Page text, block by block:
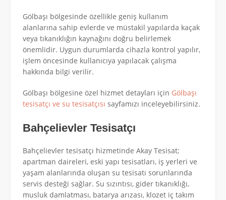
Gölbaşı bölgesinde özellikle geniş kullanım
alanlarına sahip evlerde ve müstakil yapılarda kaçak
veya tıkanıklığın kaynağını doğru belirlemek
önemlidir. Uygun durumlarda cihazla kontrol yapılır,
işlem öncesinde kullanıcıya yapılacak çalışma
hakkında bilgi verilir.
Gölbaşı bölgesine özel hizmet detayları için Gölbaşı
tesisatçı ve su tesisatçısı sayfamızı inceleyebilirsiniz.
Bahçelievler Tesisatçı
Bahçelievler tesisatçı hizmetinde Akay Tesisat;
apartman daireleri, eski yapı tesisatları, iş yerleri ve
yaşam alanlarında oluşan su tesisatı sorunlarında
servis desteği sağlar. Su sızıntısı, gider tıkanıklığı,
musluk damlatması, batarya arızası, klozet iç takım